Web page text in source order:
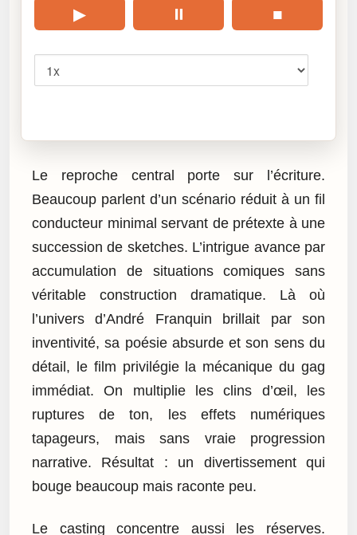
▶ ⏸ ■
Le reproche central porte sur l’écriture.
Beaucoup parlent d’un scénario réduit à un fil
conducteur minimal servant de prétexte à une
succession de sketches. L’intrigue avance par
accumulation de situations comiques sans
véritable construction dramatique. Là où
l’univers d’André Franquin brillait par son
inventivité, sa poésie absurde et son sens du
détail, le film privilégie la mécanique du gag
immédiat. On multiplie les clins d’œil, les
ruptures de ton, les effets numériques
tapageurs, mais sans vraie progression
narrative. Résultat : un divertissement qui
bouge beaucoup mais raconte peu.
Le casting concentre aussi les réserves.